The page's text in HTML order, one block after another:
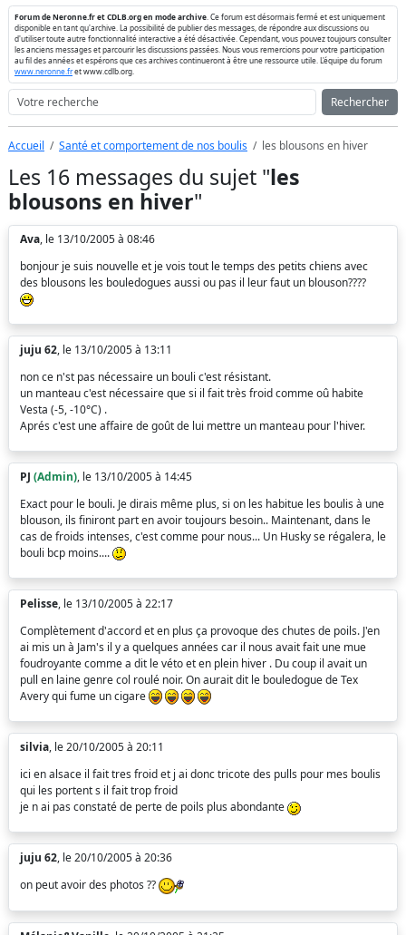
Forum de Neronne.fr et CDLB.org en mode archive . Ce forum est désormais fermé et est uniquement
disponible en tant qu'archive. La possibilité de publier des messages, de répondre aux discussions ou
d'utiliser toute autre fonctionnalité interactive a été désactivée. Cependant, vous pouvez toujours consulter
les anciens messages et parcourir les discussions passées. Nous vous remercions pour votre participation
au fil des années et espérons que ces archives continueront à être une ressource utile. L'équipe du forum
www.neronne.fret www.cdlb.org.
Rechercher
Accueil Santé et comportement de nos boulis les blousons en hiver
Les 16 messages du sujet "les
blousons en hiver"
Ava, le 13/10/2005 à 08:46
bonjour je suis nouvelle et je vois tout le temps des petits chiens avec
des blousons les bouledogues aussi ou pas il leur faut un blouson????
juju 62, le 13/10/2005 à 13:11
non ce n'st pas nécessaire un bouli c'est résistant.
un manteau c'est nécessaire que si il fait très froid comme oû habite
Vesta (-5, -10°C) .
Aprés c'est une affaire de goût de lui mettre un manteau pour l'hiver.
PJ (Admin), le 13/10/2005 à 14:45
Exact pour le bouli. Je dirais même plus, si on les habitue les boulis à une
blouson, ils finiront part en avoir toujours besoin.. Maintenant, dans le
cas de froids intenses, c'est comme pour nous... Un Husky se régalera, le
bouli bcp moins....
Pelisse, le 13/10/2005 à 22:17
Complètement d'accord et en plus ça provoque des chutes de poils. J'en
ai mis un à Jam's il y a quelques années car il nous avait fait une mue
foudroyante comme a dit le véto et en plein hiver . Du coup il avait un
pull en laine genre col roulé noir. On aurait dit le bouledogue de Tex
Avery qui fume un cigare
silvia, le 20/10/2005 à 20:11
ici en alsace il fait tres froid et j ai donc tricote des pulls pour mes boulis
qui les portent s il fait trop froid
je n ai pas constaté de perte de poils plus abondante
juju 62, le 20/10/2005 à 20:36
on peut avoir des photos ??